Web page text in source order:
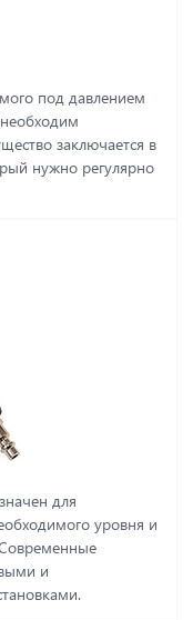
под давлением
заключается в
нужно регулярно
для
уровня и
и